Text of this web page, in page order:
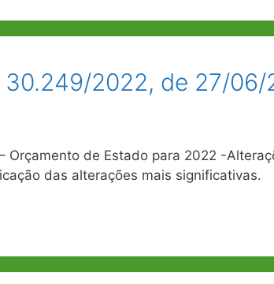
2022, de 27/06/
Orçamento de Estado para 2022 -
das alterações mais significativas.